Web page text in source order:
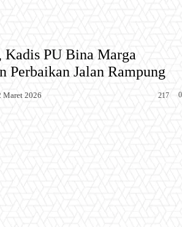
Kadis PU Bina Marga
Perbaikan Jalan Rampung
Maret 2026 0
217